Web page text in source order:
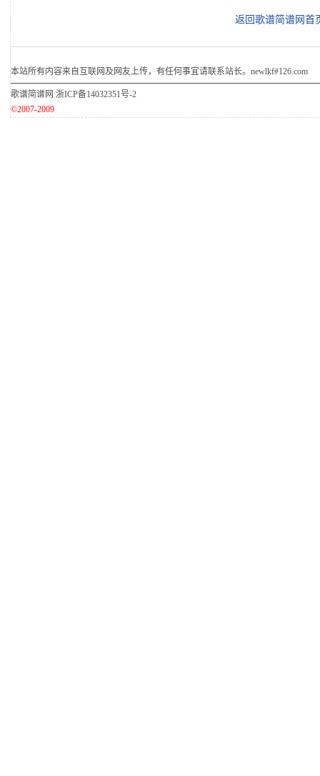
返回歌谱简谱网首
本站所有内容来自互联网及网友上传，有任何事宜请联系站长。newlkf#126.com
歌谱简谱网 浙ICP备14032351号-2
©2007-2009